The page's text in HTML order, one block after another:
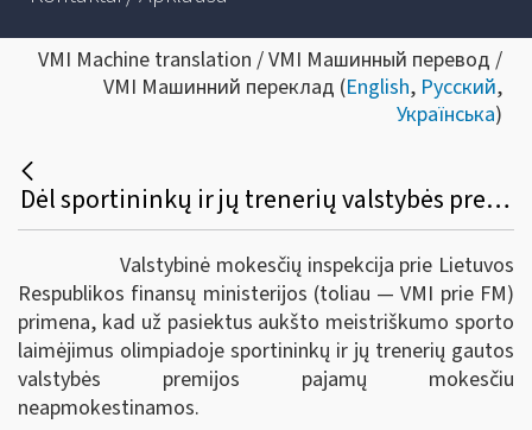
VMI Machine translation / VMI Машинный перевод /
VMI Машинний переклад (English, Русский,
Українська)
Dėl sportininkų ir jų trenerių valstybės premijų apmokestinimo
Valstybinė mokesčių inspekcija prie Lietuvos
Respublikos finansų ministerijos (toliau — VMI prie FM)
primena, kad už pasiektus aukšto meistriškumo sporto
laimėjimus olimpiadoje sportininkų ir jų trenerių gautos
valstybės premijos pajamų mokesčiu
neapmokestinamos.